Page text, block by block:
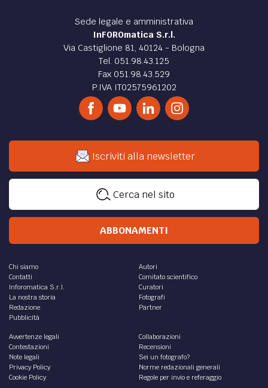
Sede legale e amministrativa
InFOROmatica S.r.l.
Via Castiglione 81, 40124 - Bologna
Tel. 051.98.43.125
Fax 051.98.43.529
P.IVA IT02575961202
Iscriviti alla newsletter
Cerca nel sito
ABBONAMENTI
Chi siamo
Contatti
Inforomatica S.r.l.
La nostra storia
Redazione
Pubblicità
Autori
Comitato scientifico
Curatori
Fotografi
Partner
Avvertenze legali
Contestazioni
Note legali
Privacy Policy
Cookie Policy
Collaborazioni
Recensioni
Sei un fotografo?
Norme redazionali generali
Regole per invio e referaggio